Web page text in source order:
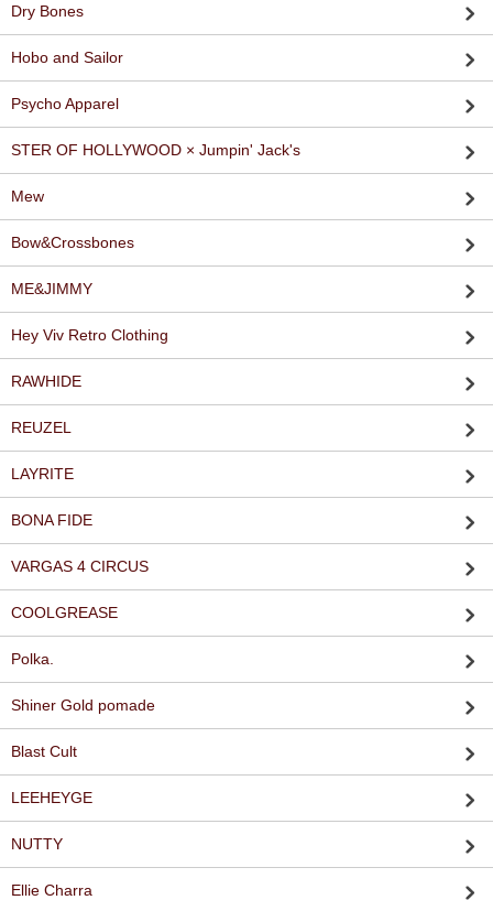
Dry Bones
Hobo and Sailor
Psycho Apparel
STER OF HOLLYWOOD × Jumpin' Jack's
Mew
Bow&Crossbones
ME&JIMMY
Hey Viv Retro Clothing
RAWHIDE
REUZEL
LAYRITE
BONA FIDE
VARGAS 4 CIRCUS
COOLGREASE
Polka.
Shiner Gold pomade
Blast Cult
LEEHEYGE
NUTTY
Ellie Charra